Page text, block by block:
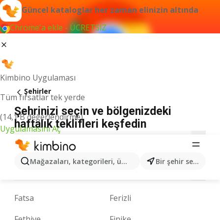
Güncel kataloglar her zaman elinizin altında
Chrome'a ekle - ÜCRETSİZ
Kimbino Uygulaması
Tüm fırsatlar tek yerde
(14,1 B değerlendirme)
Uygulamasını Aç
Mağazaları, kategorileri, ürünleri arayın... Bir şehir seçin
Şehirler
Şehrinizi seçin ve bölgenizdeki
haftalık teklifleri keşfedin
A B C K
M
N O P R S U V Y
Fatsa
Ferizli